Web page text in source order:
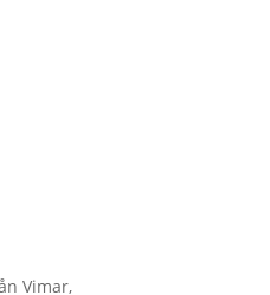
Vimar,